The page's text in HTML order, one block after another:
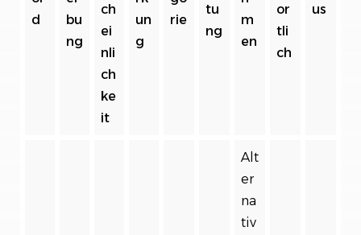
d
bu
ng
ch
ei
nli
ch
ke
it
un
g
rie
tu
ng
m
en
or
tli
ch
us
Alt
er
na
tiv